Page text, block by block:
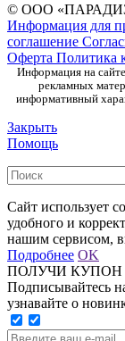
© ООО
Информация для
соглашение
Оферта Политика
Информация на
рекламных
информативный
Закрыть
Помощь
Сайт использует
удобного и
нашим сервисом,
Подробнее OK
ПОЛУЧИ КУПОН
Подписывайтесь
узнавайте о